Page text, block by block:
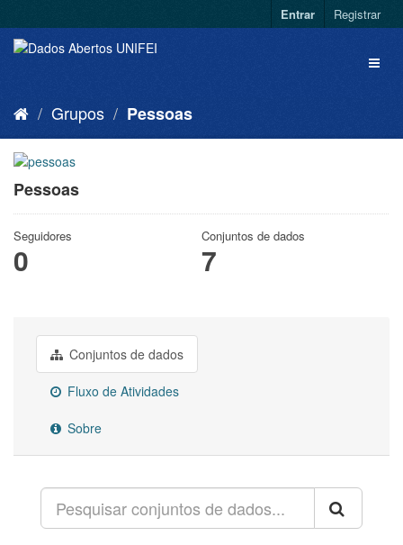
Entrar Registrar
Grupos Pessoas
Pessoas
Seguidores
0
Conjuntos de dados
7
Conjuntos de dados
Fluxo de Atividades
Sobre